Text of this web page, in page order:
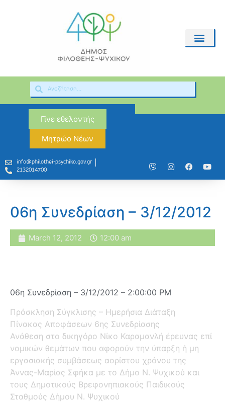
Γίνε εθελοντής
Μητρώο Νέων
info@philothei-psychiko.gov.gr
2132014700
06η Συνεδρίαση – 3/12/2012
March 12, 2012 12:00 am
06η Συνεδρίαση – 3/12/2012 – 2:00:00 PM
Πρόσκληση Σύγκλισης – Ημερήσια Διάταξη
Πίνακας Αποφάσεων 6ης Συνεδρίασης
Ανάθεση στο δικηγόρο Νίκο Καραμανλή έρευνας επί
νομικών θεμάτων που αφορούν την ύπαρξη ή μη
εργασιακής συμβάσεως αορίστου χρόνου της
Άννας-Μαρίας Σφήκα με το Δήμο Ν. Ψυχικού και
τους Δημοτικούς Βρεφονηπιακούς Παιδικούς
Σταθμούς Δήμου Ν. Ψυχικού